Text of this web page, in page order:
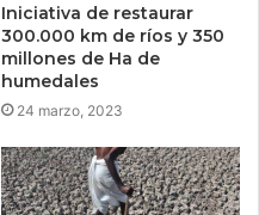
Iniciativa de restaurar
300.000 km de ríos y 350
millones de Ha de
humedales
24 marzo, 2023